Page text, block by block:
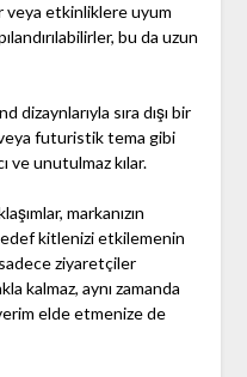
veya etkinliklere uyum
bu da uzun
dizaynlarıyla sıra dışı bir
futuristik tema gibi
ve unutulmaz kılar.
markanızın
kitlenizi etkilemenin
ziyaretçiler
kalmaz, aynı zamanda
elde etmenize de